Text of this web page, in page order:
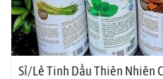
Sỉ/Lẻ Tinh Dầu Thiên Nhiên